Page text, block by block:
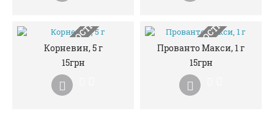
НЕМАЄ В НАЯВНОСТІ
Корневин, 5 г
15грн
НЕМАЄ В НАЯВНОСТІ
Прованто Макси, 1 г
15грн